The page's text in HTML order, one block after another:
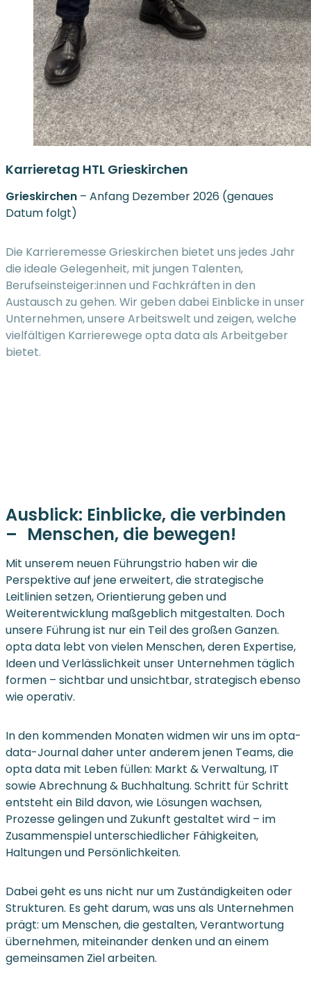
Karrieretag HTL Grieskirchen
Grieskirchen – Anfang Dezember 2026 (genaues
Datum folgt)
Die Karrieremesse Grieskirchen bietet uns jedes Jahr
die ideale Gelegenheit, mit jungen Talenten,
Berufseinsteiger:innen und Fachkräften in den
Austausch zu gehen. Wir geben dabei Einblicke in unser
Unternehmen, unsere Arbeitswelt und zeigen, welche
vielfältigen Karrierewege opta data als Arbeitgeber
bietet.
Ausblick: Einblicke, die verbinden
– Menschen, die bewegen!
Mit unserem neuen Führungstrio haben wir die
Perspektive auf jene erweitert, die strategische
Leitlinien setzen, Orientierung geben und
Weiterentwicklung maßgeblich mitgestalten. Doch
unsere Führung ist nur ein Teil des großen Ganzen.
opta data lebt von vielen Menschen, deren Expertise,
Ideen und Verlässlichkeit unser Unternehmen täglich
formen – sichtbar und unsichtbar, strategisch ebenso
wie operativ.
In den kommenden Monaten widmen wir uns im opta-
data-Journal daher unter anderem jenen Teams, die
opta data mit Leben füllen: Markt & Verwaltung, IT
sowie Abrechnung & Buchhaltung. Schritt für Schritt
entsteht ein Bild davon, wie Lösungen wachsen,
Prozesse gelingen und Zukunft gestaltet wird – im
Zusammenspiel unterschiedlicher Fähigkeiten,
Haltungen und Persönlichkeiten.
Dabei geht es uns nicht nur um Zuständigkeiten oder
Strukturen. Es geht darum, was uns als Unternehmen
prägt: um Menschen, die gestalten, Verantwortung
übernehmen, miteinander denken und an einem
gemeinsamen Ziel arbeiten.